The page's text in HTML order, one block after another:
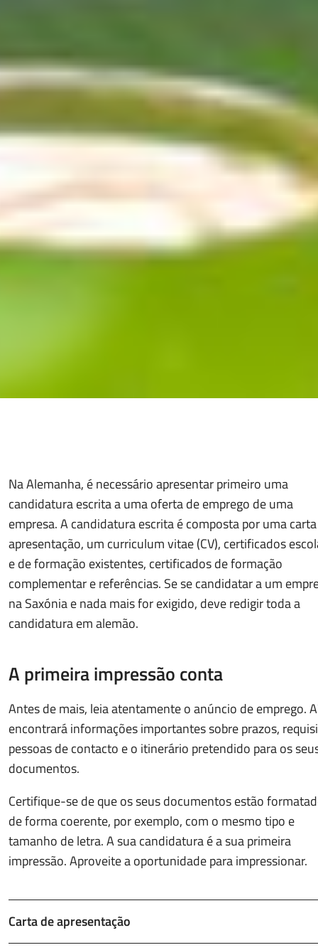
Na Alemanha, é necessário apresentar primeiro uma
candidatura escrita a uma oferta de emprego de uma
empresa. A candidatura escrita é composta por uma
apresentação, um curriculum vitae (CV), certificados
e de formação existentes, certificados de formação
complementar e referências. Se se candidatar a um
na Saxónia e nada mais for exigido, deve redigir toda a
candidatura em alemão.
A primeira impressão conta
Antes de mais, leia atentamente o anúncio de emprego.
encontrará informações importantes sobre prazos,
pessoas de contacto e o itinerário pretendido para os
documentos.
Certifique-se de que os seus documentos estão
de forma coerente, por exemplo, com o mesmo tipo e
tamanho de letra. A sua candidatura é a sua primeira
impressão. Aproveite a oportunidade para impressionar.
Carta de apresentação